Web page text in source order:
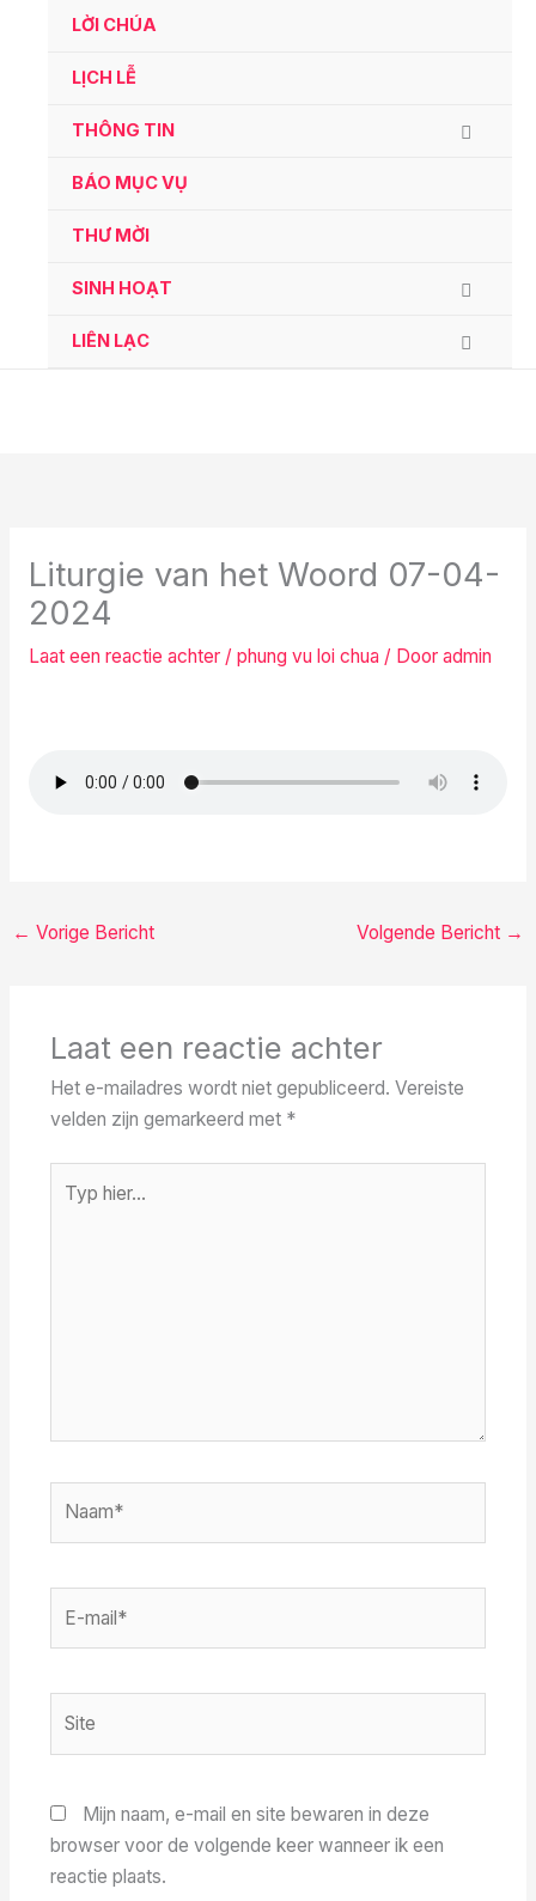
LỜI CHÚA
LỊCH LỄ
THÔNG TIN
BÁO MỤC VỤ
THƯ MỜI
SINH HOẠT
LIÊN LẠC
Liturgie van het Woord 07-04-
2024
Laat een reactie achter / phung vu loi chua / Door admin
← Vorige Bericht Volgende Bericht →
Laat een reactie achter
Het e-mailadres wordt niet gepubliceerd. Vereiste
velden zijn gemarkeerd met *
hier...
mail*
Mijn naam, e-mail en site bewaren in deze
browser voor de volgende keer wanneer ik een
reactie plaats.